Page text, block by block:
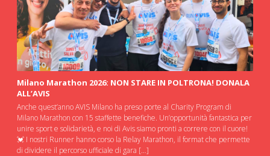
Milano Marathon 2026: NON STARE IN POLTRONA! DONALA
ALL’AVIS
Anche quest’anno AVIS Milano ha preso porte al Charity Program di
Milano Marathon con 15 staffette benefiche. Un’opportunità fantastica per
unire sport e solidarietà, e noi di Avis siamo pronti a correre con il cuore!
💓 I nostri Runner hanno corso la Relay Marathon, il format che permette
di dividere il percorso ufficiale di gara […]